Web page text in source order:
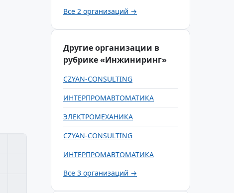
Все 2 организаций →
Другие организации в
рубрике «Инжиниринг»
CZYAN-CONSULTING
ИНТЕРПРОМАВТОМАТИКА
ЭЛЕКТРОМЕХАНИКА
CZYAN-CONSULTING
ИНТЕРПРОМАВТОМАТИКА
Все 3 организаций →